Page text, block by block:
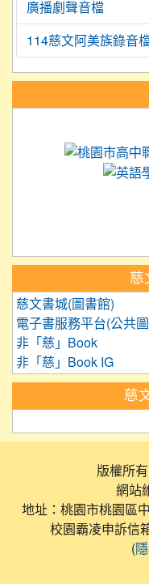
廣播劇聲音檔
114慈文阿美族錄音
慈
慈文書城(圖書館)
電子書服務平台(公共
非「慈」Book
非「慈」Book IG
慈
版權所
網站
地址：桃園市桃園區
校園霸凌申訴信
(